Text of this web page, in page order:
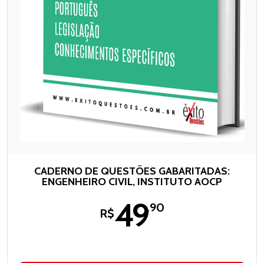
CADERNO DE QUESTÕES GABARITADAS:
ENGENHEIRO CIVIL, INSTITUTO AOCP
R$49,90